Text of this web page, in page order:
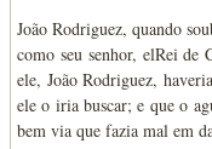
João Rodriguez, quando
como seu senhor, elRei de
ele, João Rodriguez,
ele o iria buscar; e que o
bem via que fazia mal em